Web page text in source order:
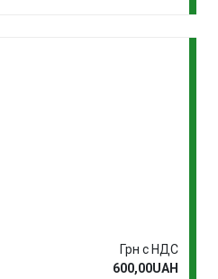
Грн с НДС
600,00UAH